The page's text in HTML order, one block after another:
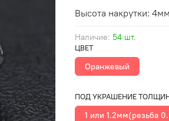
Наличие: 54 шт.
ЦВЕТ
Оранжевый
ПОД УКРАШЕНИЕ
1 или 1.2мм(резьба
Высота накрутки: 4мм